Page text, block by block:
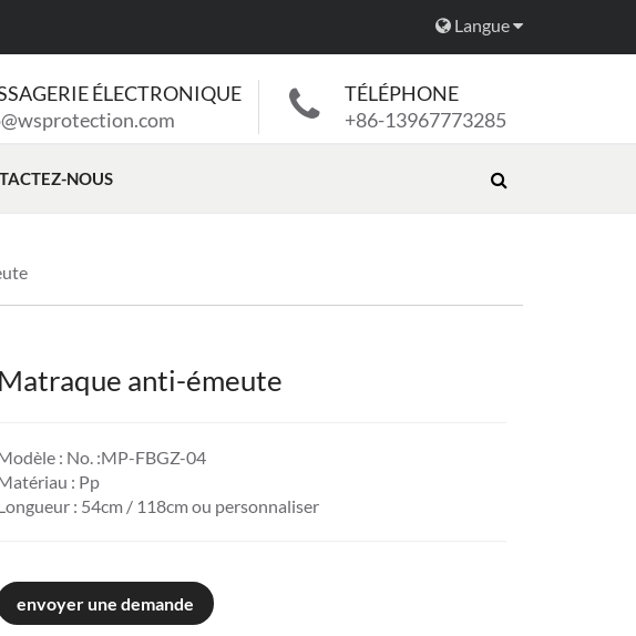
Langue
ÉLECTRONIQUE
TÉLÉPHONE
+86-13967773285
NOUS
Matraque anti-émeute
: No. :MP-FBGZ-04
: Pp
: 54cm / 118cm ou personnaliser
envoyer une demande